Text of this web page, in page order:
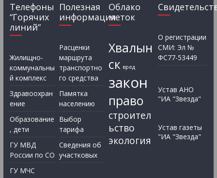
Телефоны
“Горячих
линий”
Жилищно-
коммунальны
й комплекс
Здравоохран
ение
Образование
, дети
ГУ МВД
России по СО
ГУ МЧС
Полезная
информация
Расценки
маршрута
транспортно
го средства
Памятка
населению
Выбор
тарифа
Сведения об
участковых
Облако
меток
Хвалын
ск вред
закон
право
строител
ьство
экология
О регистрации
СМИ: Эл №
ФС77-53449
Устав АНО
"ИА "Звезда"
Устав газеты
"ИА "Звезда"